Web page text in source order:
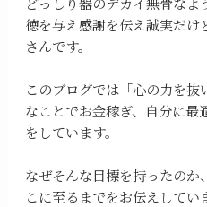
徳を与え感謝を伝え誠実だけ
さんです。
このブログでは「心の力を
なことでお金稼ぎ、自分に
をしています。
なぜそんな目標を持ったのか
こに至るまでをお伝えしてい